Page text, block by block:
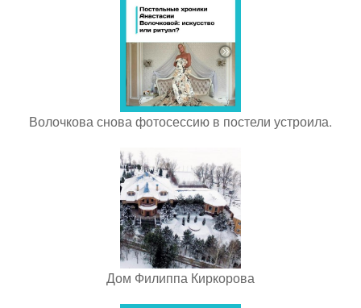
Волочкова снова фотосессию в постели устроила.
Дом Филиппа Киркорова